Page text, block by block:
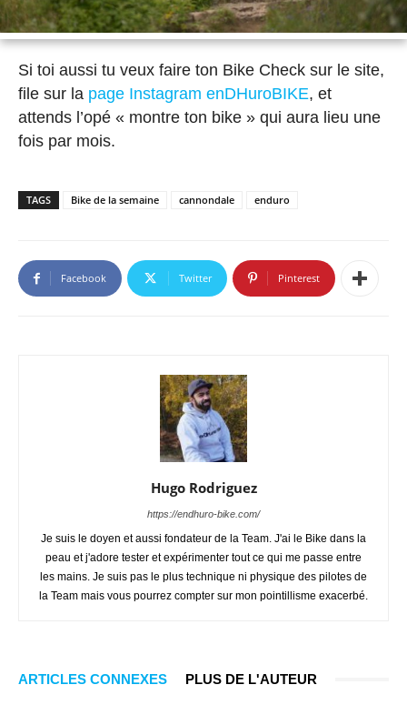
Si toi aussi tu veux faire ton Bike Check sur le site,
file sur la page Instagram enDHuroBIKE, et
attends l’opé « montre ton bike » qui aura lieu une
fois par mois.
TAGS Bike de la semaine cannondale enduro
Facebook Twitter Pinterest
Hugo Rodriguez
https://endhuro-bike.com/
Je suis le doyen et aussi fondateur de la Team. J'ai le Bike dans la
peau et j'adore tester et expérimenter tout ce qui me passe entre
les mains. Je suis pas le plus technique ni physique des pilotes de
la Team mais vous pourrez compter sur mon pointillisme exacerbé.
ARTICLES CONNEXES PLUS DE L'AUTEUR